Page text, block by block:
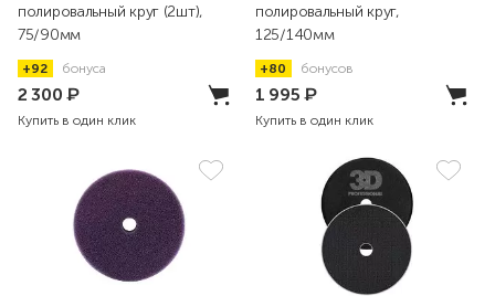
полировальный круг (2шт),
75/90мм
+92 бонуса
2 300₽
Купить в один клик
полировальный круг,
125/140мм
+80 бонусов
1 995₽
Купить в один клик